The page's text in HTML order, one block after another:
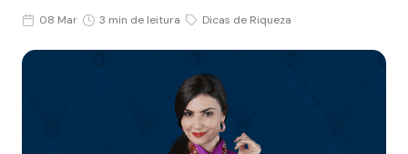
08 Mar 3 min de leitura Dicas de Riqueza